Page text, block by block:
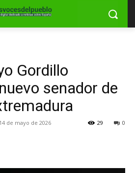
Gordillo
senador de
14 de mayo de 2026 0
29